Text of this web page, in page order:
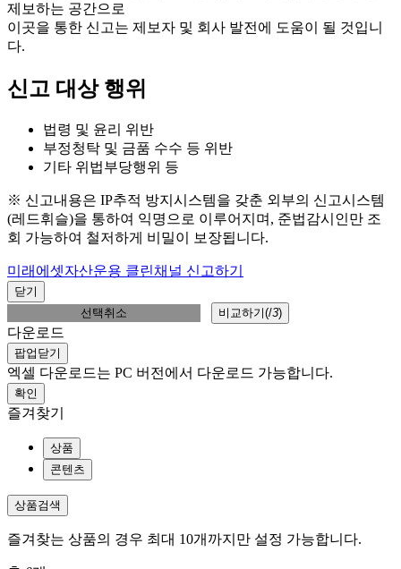
제보하는 공간으로
이곳을 통한 신고는 제보자 및 회사 발전에 도움이 될 것입니
다.
신고 대상 행위
법령 및 윤리 위반
부정청탁 및 금품 수수 등 위반
기타 위법부당행위 등
※ 신고내용은 IP추적 방지시스템을 갖춘 외부의 신고시스템
(레드휘슬)을 통하여 익명으로 이루어지며, 준법감시인만 조
회 가능하여 철저하게 비밀이 보장됩니다.
미래에셋자산운용 클린채널 신고하기
닫기
선택취소
비교하기(/3)
다운로드
팝업닫기
엑셀 다운로드는 PC 버전에서 다운로드 가능합니다.
확인
즐겨찾기
상품
콘텐츠
상품검색
즐겨찾는 상품의 경우 최대 10개까지만 설정 가능합니다.